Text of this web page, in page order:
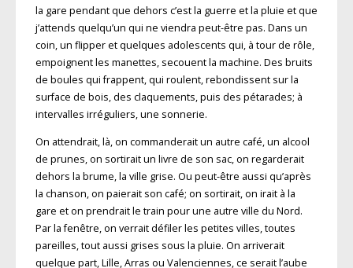
la gare pendant que dehors c’est la guerre et la pluie et que
j’attends quelqu’un qui ne viendra peut-être pas. Dans un
coin, un flipper et quelques adolescents qui, à tour de rôle,
empoignent les manettes, secouent la machine. Des bruits
de boules qui frappent, qui roulent, rebondissent sur la
surface de bois, des claquements, puis des pétarades; à
intervalles irréguliers, une sonnerie.
On attendrait, là, on commanderait un autre café, un alcool
de prunes, on sortirait un livre de son sac, on regarderait
dehors la brume, la ville grise. Ou peut-être aussi qu’après
la chanson, on paierait son café; on sortirait, on irait à la
gare et on prendrait le train pour une autre ville du Nord.
Par la fenêtre, on verrait défiler les petites villes, toutes
pareilles, tout aussi grises sous la pluie. On arriverait
quelque part, Lille, Arras ou Valenciennes, ce serait l’aube